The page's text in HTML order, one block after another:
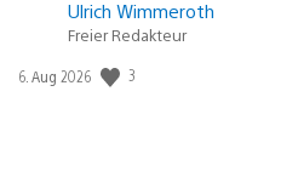
Ulrich Wimmeroth
Freier Redakteur
Veröffentlichungsdatum:
6. Aug 2026 3